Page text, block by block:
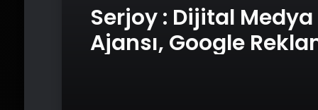
Serjoy : Dijital Medya
Ajansı, Google